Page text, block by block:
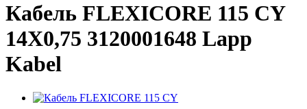
Кабель FLEXICORE 115 CY
14X0,75 3120001648 Lapp
Kabel